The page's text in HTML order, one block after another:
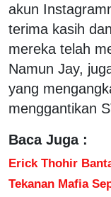
akun
terima kasih
mereka telah
Namun Jay,
yang
menggantikan
Baca Juga :
Erick Thohir
Tekanan Mafia